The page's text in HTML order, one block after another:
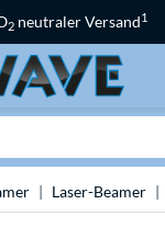
2 neutraler Versand1
Laser-Beamer